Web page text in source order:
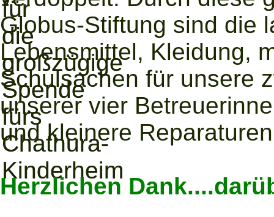
Globus-Stiftung sind die
Lebensmittel, Kleidung,
Schulsachen für unsere
unserer vier
und kleinere
Herzlichen